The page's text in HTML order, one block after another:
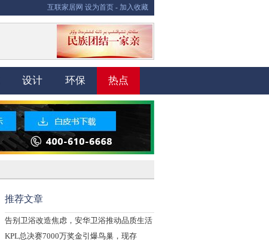
互联家居网 设为首页 - 加入收藏
设计 环保 热点
推荐文章
告别卫浴改造焦虑，安华卫浴推动品质生活
普
KPL总决赛7000万奖金引爆鸟巢，现存